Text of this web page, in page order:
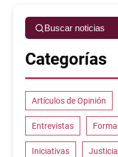
Buscar noticias
Categorías
Artículos de Opinión
Entrevistas
Iniciativas